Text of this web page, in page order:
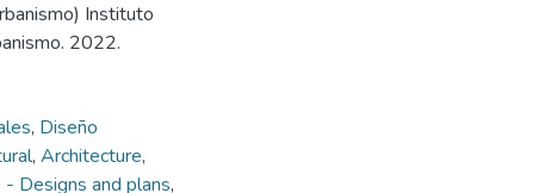
Instituto
2022.
, Diseño
, Architecture,
Designs and plans,